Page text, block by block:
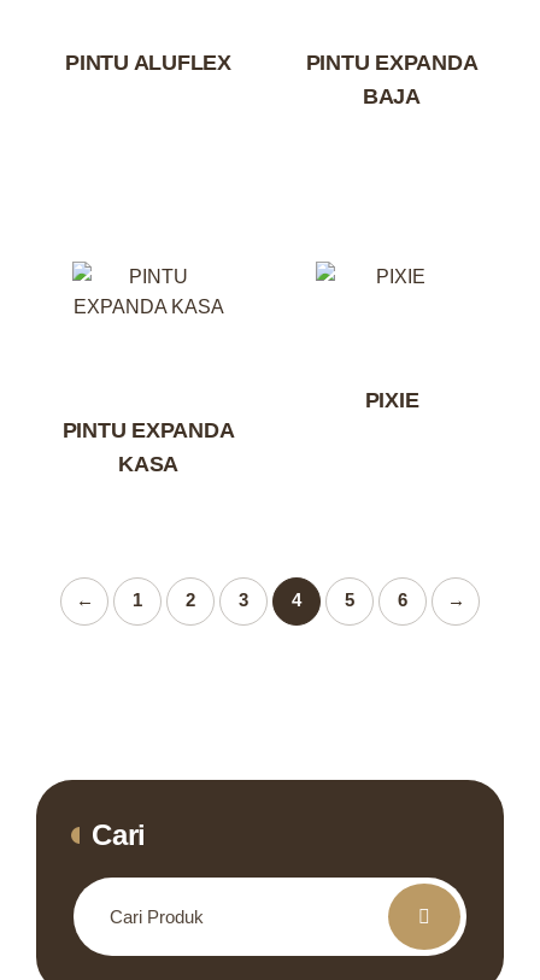
PINTU ALUFLEX
PINTU EXPANDA
BAJA
PINTU EXPANDA
KASA
PIXIE
← 1 2 3 4 5 6 →
Cari
Search
for: